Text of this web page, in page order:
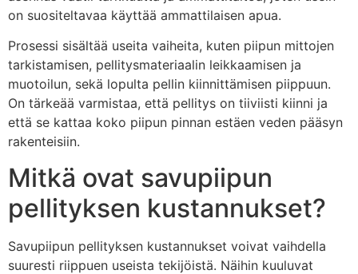
on suositeltavaa käyttää ammattilaisen apua.
Prosessi sisältää useita vaiheita, kuten piipun mittojen
tarkistamisen, pellitysmateriaalin leikkaamisen ja
muotoilun, sekä lopulta pellin kiinnittämisen piippuun.
On tärkeää varmistaa, että pellitys on tiiviisti kiinni ja
että se kattaa koko piipun pinnan estäen veden pääsyn
rakenteisiin.
Mitkä ovat savupiipun
pellityksen kustannukset?
Savupiipun pellityksen kustannukset voivat vaihdella
suuresti riippuen useista tekijöistä. Näihin kuuluvat